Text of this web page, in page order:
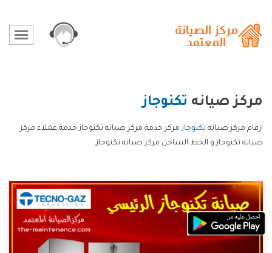
مركز صيانه تكنوجاز
ارقام مركز صيانه تكنوجازمركز خدمة مركز صيانه تكنوجاز خدمة عملاء مركز
صيانه تكنوجاز و الخط الساخن مركز صيانه تكنوجاز.